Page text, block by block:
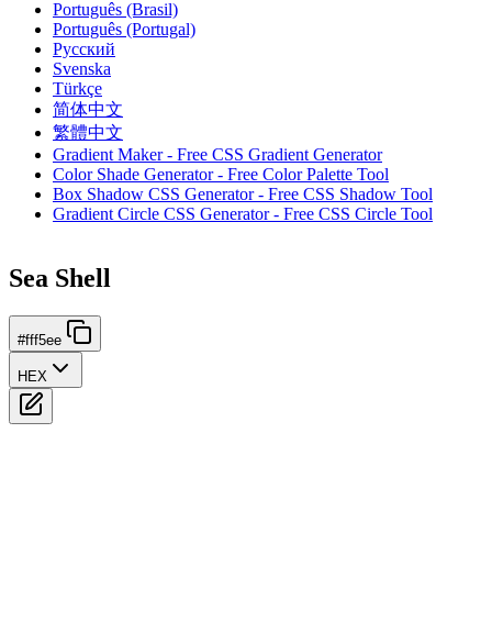
Português (Brasil)
Português (Portugal)
Русский
Svenska
Türkçe
简体中文
繁體中文
Gradient Maker - Free CSS Gradient Generator
Color Shade Generator - Free Color Palette Tool
Box Shadow CSS Generator - Free CSS Shadow Tool
Gradient Circle CSS Generator - Free CSS Circle Tool
Sea Shell
#fff5ee
HEX